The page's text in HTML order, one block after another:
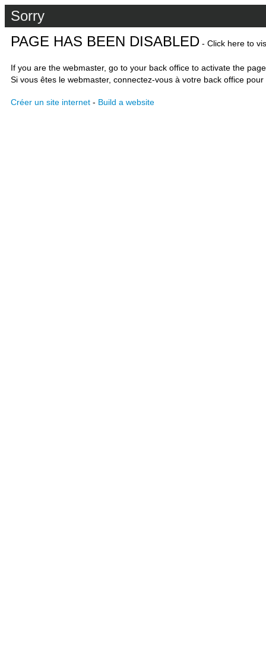
Sorry
PAGE HAS BEEN DISABLED - Click here to
If you are the webmaster, go to your back office to activate the
Si vous êtes le webmaster, connectez-vous à votre back office
Créer un site internet - Build a website